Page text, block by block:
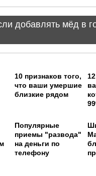
10 признаков того,
что ваши умершие
близкие рядом
Популярные
приемы "развода"
на деньги по
телефону